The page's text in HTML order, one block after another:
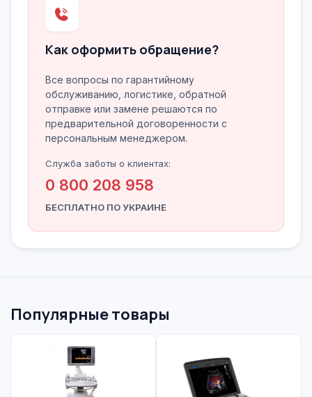
Как оформить обращение?
Все вопросы по гарантийному
обслуживанию, логистике, обратной
отправке или замене решаются по
предварительной договоренности с
персональным менеджером.
Служба заботы о клиентах:
0 800 208 958
БЕСПЛАТНО ПО УКРАИНЕ
Популярные товары